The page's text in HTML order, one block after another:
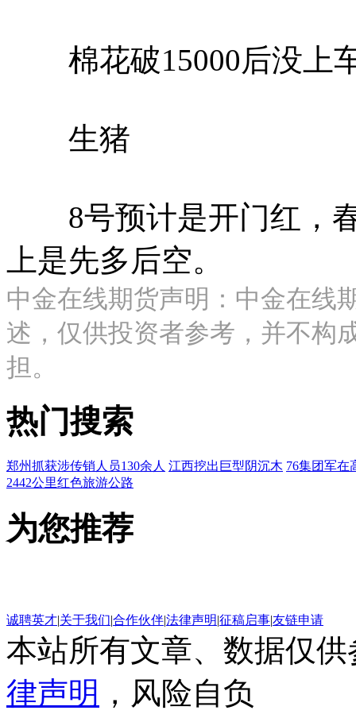
棉花破15000后没上
生猪
8号预计是开门红，春
上是先多后空。
中金在线期货声明：中金在线
述，仅供投资者参考，并不构
担。
热门搜索
郑州抓获涉传销人员130余人 江西挖出巨型阴沉木 76集团军在
2442公里红色旅游公路
为您推荐
诚聘英才|关于我们|合作伙伴|法律声明|征稿启事|友链申请
本站所有文章、数据仅
律声明 ，风险自负